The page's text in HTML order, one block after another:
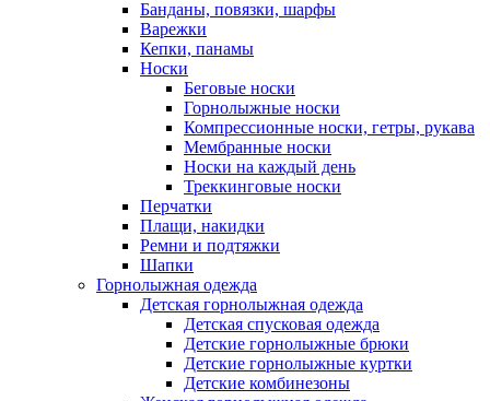
Банданы, повязки, шарфы
Варежки
Кепки, панамы
Носки
Беговые носки
Горнолыжные носки
Компрессионные носки, гетры, рукава
Мембранные носки
Носки на каждый день
Треккинговые носки
Перчатки
Плащи, накидки
Ремни и подтяжки
Шапки
Горнолыжная одежда
Детская горнолыжная одежда
Детская спусковая одежда
Детские горнолыжные брюки
Детские горнолыжные куртки
Детские комбинезоны